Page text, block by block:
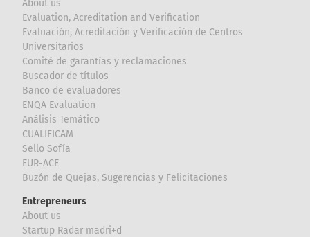
About us
Evaluation, Acreditation and Verification
Evaluación, Acreditación y Verificación de Centros
Universitarios
Comité de garantías y reclamaciones
Buscador de títulos
Banco de evaluadores
ENQA Evaluation
Análisis Temático
CUALIFICAM
Sello Sofía
EUR-ACE
Buzón de Quejas, Sugerencias y Felicitaciones
Entrepreneurs
About us
Startup Radar madri+d